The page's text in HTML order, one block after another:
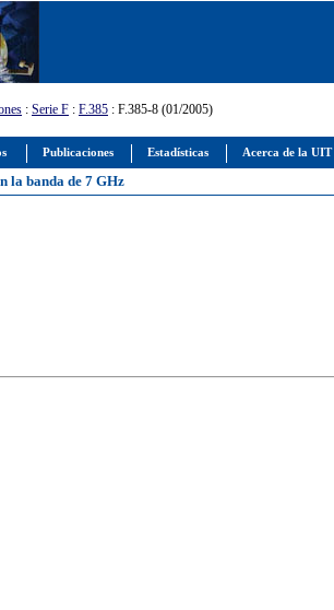
Publicaciones Estadísticas Acerca de la UIT
: Serie F : F.385 : F.385-8 (01/2005)
la banda de 7 GHz